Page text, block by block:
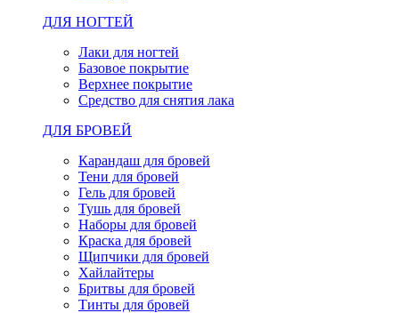
ДЛЯ НОГТЕЙ
Лаки для ногтей
Базовое покрытие
Верхнее покрытие
Средство для снятия лака
ДЛЯ БРОВЕЙ
Карандаш для бровей
Тени для бровей
Гель для бровей
Тушь для бровей
Наборы для бровей
Краска для бровей
Щипчики для бровей
Хайлайтеры
Бритвы для бровей
Тинты для бровей